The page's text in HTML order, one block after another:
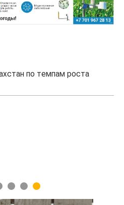
по темпам роста
3 4 5